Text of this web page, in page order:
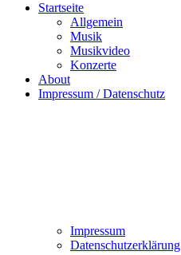
Startseite
Allgemein
Musik
Musikvideo
Konzerte
About
Impressum / Datenschutz
Impressum
Datenschutzerklärung